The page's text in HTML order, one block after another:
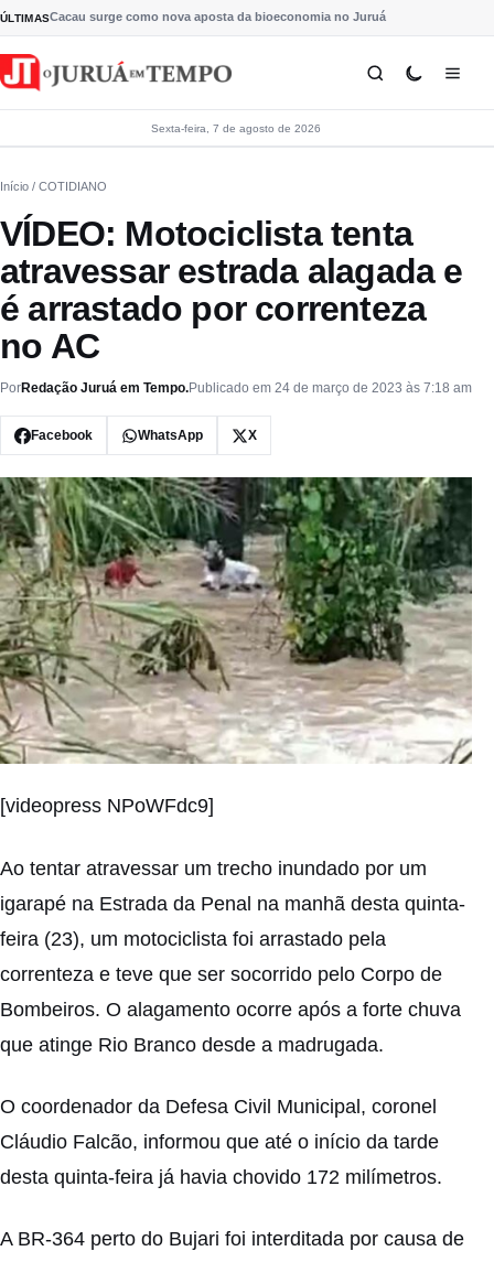
Pular para o conteúdo
ÚLTIMASCacau surge como nova aposta da bioeconomia no Juruá
Sexta-feira, 7 de agosto de 2026
Início / COTIDIANO
VÍDEO: Motociclista tenta
atravessar estrada alagada e
é arrastado por correnteza
no AC
PorRedação Juruá em Tempo.Publicado em 24 de março de 2023 às 7:18 am
Facebook WhatsApp X
[videopress NPoWFdc9]
Ao tentar atravessar um trecho inundado por um
igarapé na Estrada da Penal na manhã desta quinta-
feira (23), um motociclista foi arrastado pela
correnteza e teve que ser socorrido pelo Corpo de
Bombeiros. O alagamento ocorre após a forte chuva
que atinge Rio Branco desde a madrugada.
O coordenador da Defesa Civil Municipal, coronel
Cláudio Falcão, informou que até o início da tarde
desta quinta-feira já havia chovido 172 milímetros.
A BR-364 perto do Bujari foi interditada por causa de